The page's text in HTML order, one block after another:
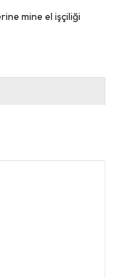
mine el işçiliği